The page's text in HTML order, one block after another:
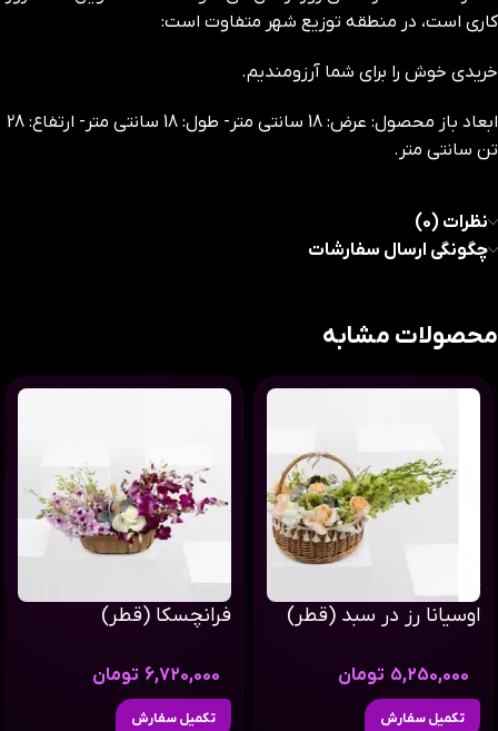
کاری است، در منطقه توزیع شهر متفاوت است:
خریدی خوش را برای شما آرزومندیم.
ابعاد باز محصول: عرض: 18 سانتی متر- طول: 18 سانتی متر- ارتفاع: 28
تن سانتی متر.
نظرات (0)
چگونگی ارسال سفارشات
محصولات مشابه
اوسیانا رز در سبد (قطر)
5,250,000 تومان
تکمیل سفارش
فرانچسکا (قطر)
6,720,000 تومان
تکمیل سفارش